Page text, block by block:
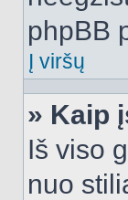
phpBB
Į viršų
» Kaip
Iš viso
nuo